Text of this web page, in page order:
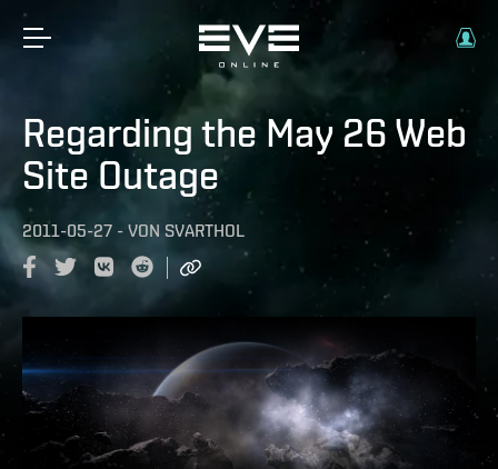
Regarding the May 26 Web
Site Outage
2011-05-27 - VON SVARTHOL